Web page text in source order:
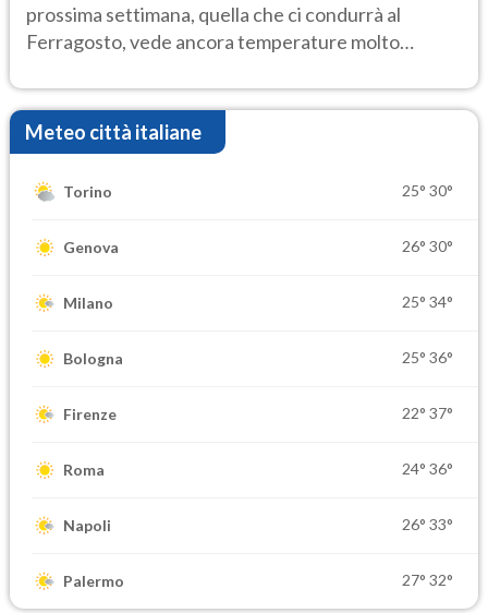
prossima settimana, quella che ci condurrà al
Ferragosto, vede ancora temperature molto
Meteo città italiane
Torino 25° 30°
Genova 26° 30°
Milano 25° 34°
Bologna 25° 36°
Firenze 22° 37°
Roma 24° 36°
Napoli 26° 33°
Palermo 27° 32°